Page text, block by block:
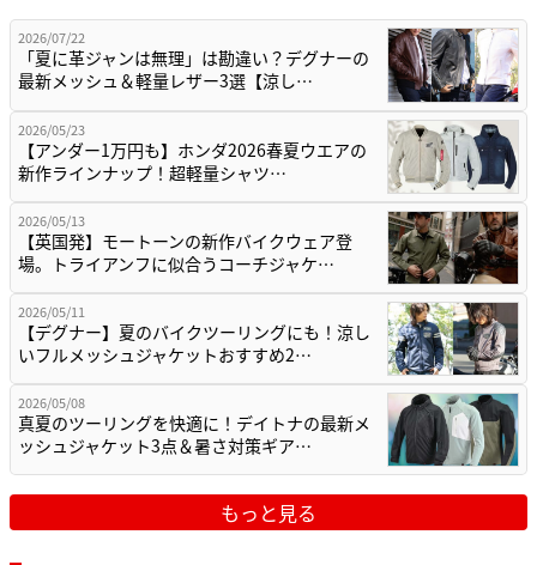
2026/07/22
「夏に革ジャンは無理」は勘違い？デグナーの
最新メッシュ＆軽量レザー3選【涼し…
2026/05/23
【アンダー1万円も】ホンダ2026春夏ウエアの
新作ラインナップ！超軽量シャツ…
2026/05/13
【英国発】モートーンの新作バイクウェア登
場。トライアンフに似合うコーチジャケ…
2026/05/11
【デグナー】夏のバイクツーリングにも！涼し
いフルメッシュジャケットおすすめ2…
2026/05/08
真夏のツーリングを快適に！デイトナの最新メ
ッシュジャケット3点＆暑さ対策ギア…
もっと見る